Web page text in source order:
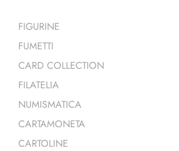
FIGURINE
FUMETTI
CARD COLLECTION
FILATELIA
NUMISMATICA
CARTAMONETA
CARTOLINE